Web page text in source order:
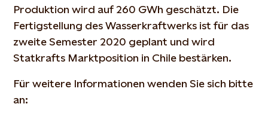
Produktion wird auf 260 GWh geschätzt. Die
Fertigstellung des Wasserkraftwerks ist für das
zweite Semester 2020 geplant und wird
Statkrafts Marktposition in Chile bestärken.
Für weitere Informationen wenden Sie sich bitte
an: